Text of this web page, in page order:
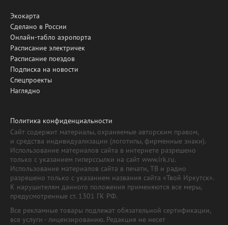
Экокарта
Сделано в России
Онлайн-табло аэропорта
Расписание электричек
Расписание поездов
Подписка на новости
Спецпроекты
Наглядно
Политика конфиденциальности
Сайт содержит материалы, охраняемые авторским правом,
и средства индивидуализации (логотипы, фирменные знаки).
Использование материалов сайта в интернете разрешено
только с указанием гиперссылки на сайт www.irk.ru.
Использование материалов сайта в печати, ТВ и радио
разрешено только с указанием названия сайта «Твой Иркутск».
К нарушителям данного положения применяются все меры,
предусмотренные ст. 1301 ГК РФ.
Все рекламные товары подлежат обязательной сертификации,
все услуги - лицензированию. Редакция не несет